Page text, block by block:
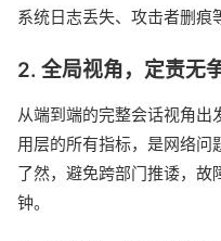
系统日志丢失、攻击者删痕
2. 全局视角，定责无
从端到端的完整会话视角出
用层的所有指标，是网络问
了然，避免跨部门推诿，故
钟。